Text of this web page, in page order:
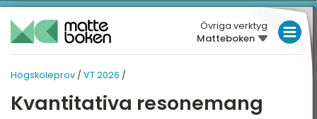
Övriga verktyg
Matteboken
Högskoleprov / VT 2026 /
Kvantitativa resonemang
LÅGSTADIET
HÖGSTADIET
Översikt